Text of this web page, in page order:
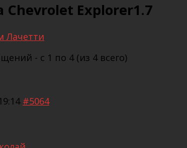
Explorer1.7
Лачетти
- с 1 по 4 (из 4 всего)
#5064